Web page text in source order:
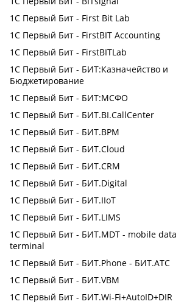
1С Первый Бит - First Bit Lab
1С Первый Бит - FirstBIT Accounting
1С Первый Бит - FirstBITLab
1С Первый Бит - БИТ:Казначейство и
Бюджетирование
1С Первый Бит - БИТ:МСФО
1С Первый Бит - БИТ.BI.CallCenter
1С Первый Бит - БИТ.BPM
1С Первый Бит - БИТ.Cloud
1С Первый Бит - БИТ.CRM
1С Первый Бит - БИТ.Digital
1С Первый Бит - БИТ.IIoT
1С Первый Бит - БИТ.LIMS
1С Первый Бит - БИТ.MDT - mobile data
terminal
1С Первый Бит - БИТ.Phone - БИТ.АТС
1С Первый Бит - БИТ.VBM
1С Первый Бит - БИТ.Wi-Fi+AutoID+DIR